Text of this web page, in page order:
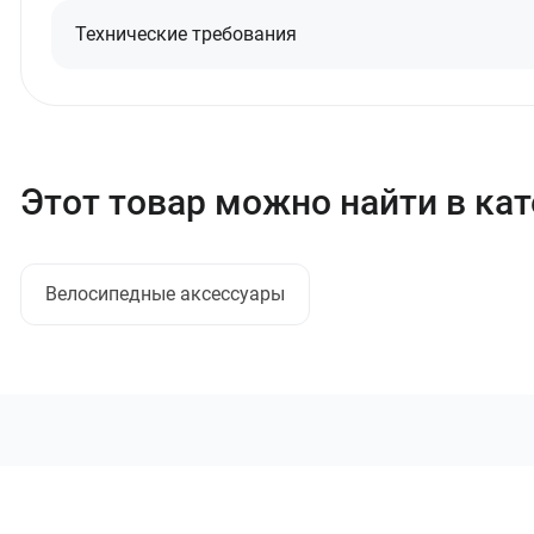
Технические требования
Этот товар можно найти в
Велосипедные аксессуары